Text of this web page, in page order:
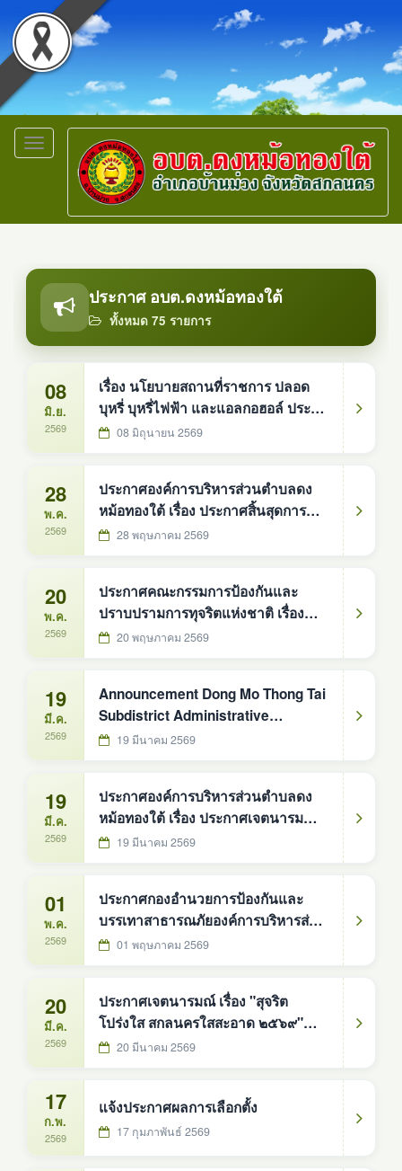
Toggle
navigation
ประกาศ อบต.ดงหม้อทองใต้
ทั้งหมด 75 รายการ
08
มิ.ย.
2569
เรื่อง นโยบายสถานที่ราชการ ปลอด
บุหรี่ บุหรี่ไฟฟ้า และแอลกอฮอล์ ประจำ
ปี 2569
08 มิถุนายน 2569
28
พ.ค.
2569
ประกาศองค์การบริหารส่วนตำบลดง
หม้อทองใต้ เรื่อง ประกาศสิ้นสุดการ
ช่วยเหลือประชาชนด้านเยียวยาและ
28 พฤษภาคม 2569
20
พ.ค.
2569
ประกาศคณะกรรมการป้องกันและ
ปราบปรามการทุจริตแห่งชาติ เรื่อง
หลักเกณฑ์การรับทรัพย์สินหรือ
20 พฤษภาคม 2569
19
มี.ค.
2569
Announcement Dong Mo Thong Tai
Subdistrict Administrative
Organization Subject: Policy of not
Policy) Fiscal year 2026
19 มีนาคม 2569
19
มี.ค.
2569
ประกาศองค์การบริหารส่วนตำบลดง
หม้อทองใต้ เรื่อง ประกาศเจตนารมณ์
นโยบายไม่รับของขวัญและของกำนัล
๒๕๖๙
19 มีนาคม 2569
01
พ.ค.
2569
ประกาศกองอำนวยการป้องกันและ
บรรเทาสาธารณภัยองค์การบริหารส่วน
ตำบลดงหม้อทองใต้ เรื่อง ประกาศใช้
ส่วนตำบลดงหม้อทองใต้ พ.ศ.2569
#งานการป้องกันและบรรเทา
สาธารณภัย #องค์การบริหารส่วนตำบล
01 พฤษภาคม 2569
20
มี.ค.
2569
ประกาศเจตนารมณ์ เรื่อง "สุจริต
โปร่งใส สกลนครใสสะอาด ๒๕๖๙"
และ "งดรับ งดให้" ของขวัญ ของ
20 มีนาคม 2569
17
ก.พ.
2569
แจ้งประกาศผลการเลือกตั้ง
17 กุมภาพันธ์ 2569